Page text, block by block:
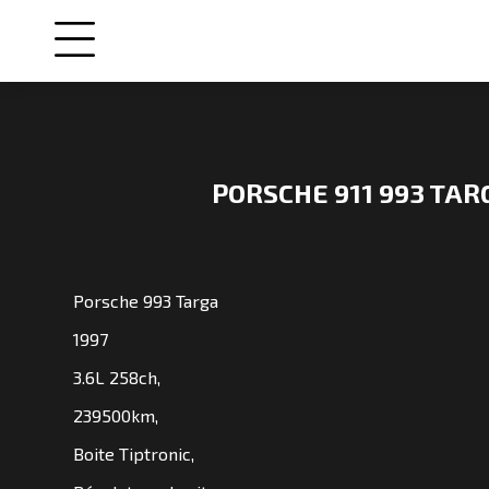
VENDUES
NOS
ENGAGEMENTS
QUI
PORSCHE 911 993
Porsche 993 Targa
1997
3.6L 258ch,
239500km,
Boite Tiptronic,